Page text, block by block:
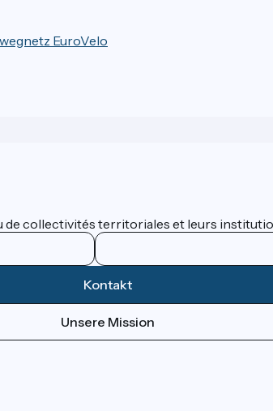
EuroVelo
de collectivités territoriales et leurs
Kontakt
Unsere Mission